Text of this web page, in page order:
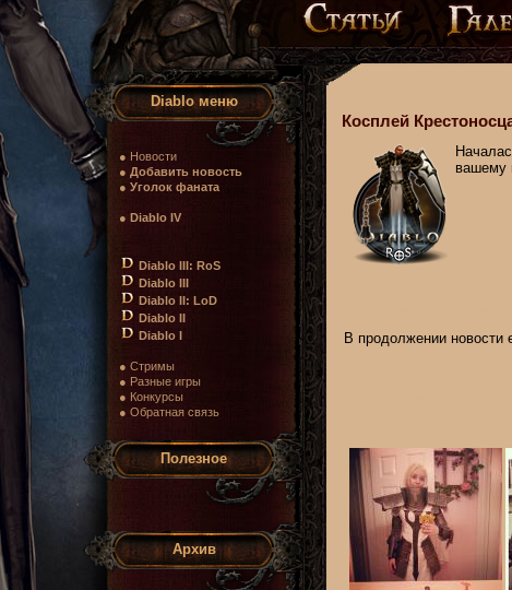
Diablo меню
● Новости
● Добавить новость
● Уголок фаната
● Diablo IV
Diablo III: RoS
Diablo III
Diablo II: LoD
Diablo II
Diablo I
● Стримы
● Разные игры
● Конкурсы
● Обратная связь
Полезное
Архив
Косплей
вашему
В продолжении новости